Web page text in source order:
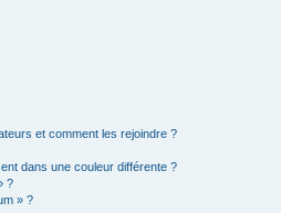
et comment les rejoindre ?
dans une couleur différente ?
?
» ?